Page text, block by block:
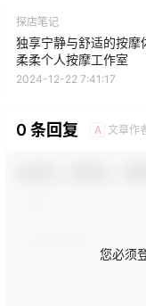
探店笔记
独享宁静与舒适的按
柔柔个人按摩工作室
2024-12-22 7:41:17
0 条回复 A 文章作
您必须